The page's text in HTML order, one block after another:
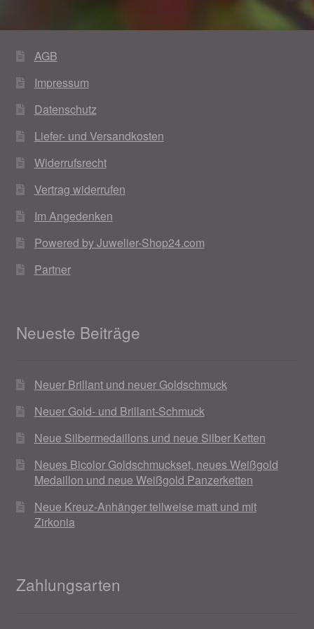
AGB
Impressum
Datenschutz
Liefer- und Versandkosten
Widerrufsrecht
Vertrag widerrufen
Im Angedenken
Powered by Juwelier-Shop24.com
Partner
Neueste Beiträge
Neuer Brillant und neuer Goldschmuck
Neuer Gold- und Brillant-Schmuck
Neue Silbermedaillons und neue Silber Ketten
Neues Bicolor Goldschmuckset, neues Weißgold
Medaillon und neue Weißgold Panzerketten
Neue Kreuz-Anhänger teilweise matt und mit
Zirkonia
Zahlungsarten